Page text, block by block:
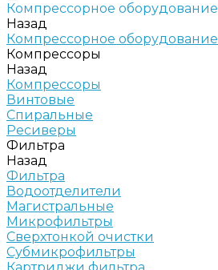
Компрессорное оборудование
Назад
Компрессорное оборудование
Компрессоры
Назад
Компрессоры
Винтовые
Спиральные
Ресиверы
Фильтра
Назад
Фильтра
Водоотделители
Магистральные
Микрофильтры
Сверхтонкой очистки
Субмикрофильтры